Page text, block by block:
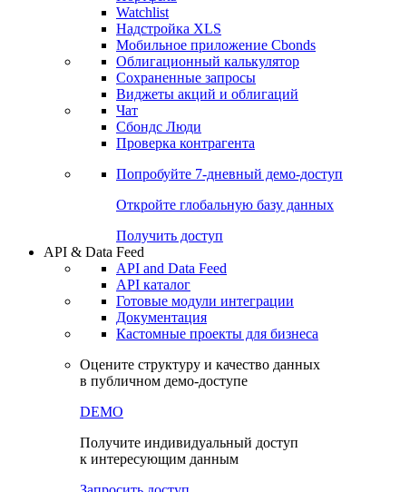
Watchlist
Надстройка XLS
Мобильное приложение Cbonds
Облигационный калькулятор
Сохраненные запросы
Виджеты акций и облигаций
Чат
Сбондс Люди
Проверка контрагента
Попробуйте 7-дневный демо-доступ
Откройте глобальную базу данных
Получить доступ
API & Data Feed
API and Data Feed
API каталог
Готовые модули интеграции
Документация
Кастомные проекты для бизнеса
Оцените структуру и качество данных
в публичном демо-доступе
DEMO
Получите индивидуальный доступ
к интересующим данным